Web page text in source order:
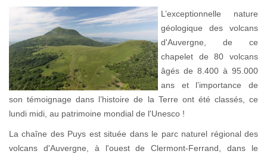
L’exceptionnelle nature
géologique des volcans
d'Auvergne, de ce
chapelet de 80 volcans
âgés de 8.400 à 95.000
ans et l’importance de
son témoignage dans l’histoire de la Terre ont été classés, ce
lundi midi, au patrimoine mondial de l'Unesco !
La chaîne des Puys est située dans le parc naturel régional des
volcans d'Auvergne, à l'ouest de Clermont-Ferrand, dans le